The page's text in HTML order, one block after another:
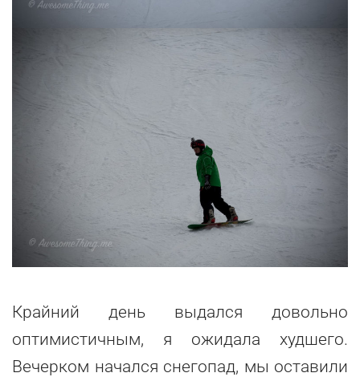
Крайний день выдался довольно
оптимистичным, я ожидала худшего.
Вечерком начался снегопад, мы оставили